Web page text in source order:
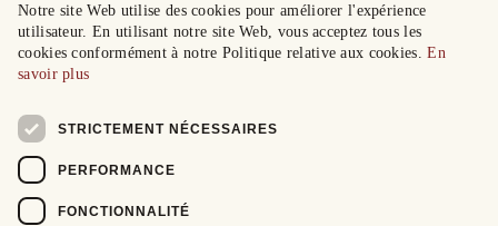
Notre site Web utilise des cookies pour améliorer l'expérience
utilisateur. En utilisant notre site Web, vous acceptez tous les
cookies conformément à notre Politique relative aux cookies.En
savoir plus
STRICTEMENT NÉCESSAIRES
PERFORMANCE
FONCTIONNALITÉ